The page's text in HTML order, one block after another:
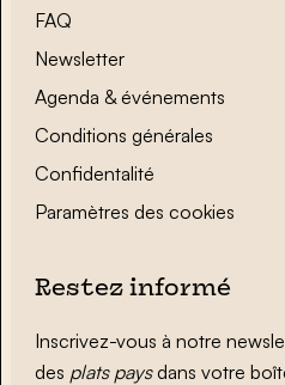
FAQ
Newsletter
Agenda & événements
Conditions générales
Confidentalité
Paramètres des cookies
Restez informé
Inscrivez-vous à notre
des plats paysdans votre